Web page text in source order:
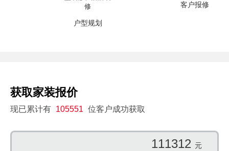
户型规划
客户报修
获取家装报价
现已累计有 105551 位客户成功获取
111312 元